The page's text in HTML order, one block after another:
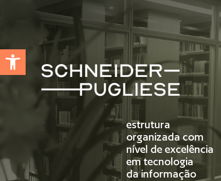
Abrir a barra de ferramentas
estrutura
organizada com
nível de excelência
em tecnologia
da informação